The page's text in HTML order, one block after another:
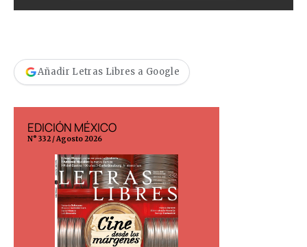
Añadir Letras Libres a Google
EDICIÓN MÉXICO
N° 332 / Agosto 2026